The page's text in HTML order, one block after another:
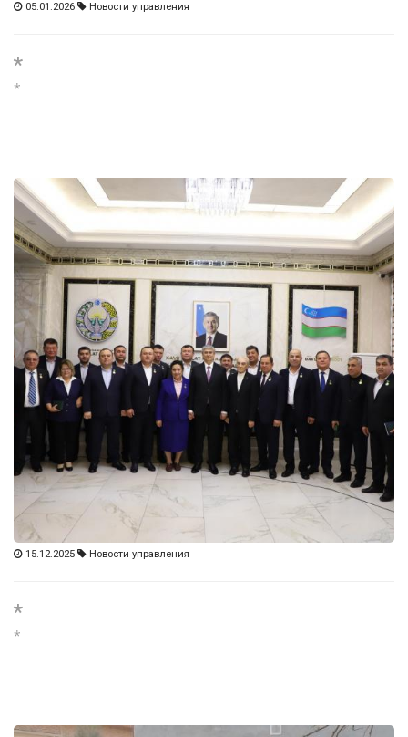
05.01.2026 Новости управления
*
*
15.12.2025 Новости управления
*
*